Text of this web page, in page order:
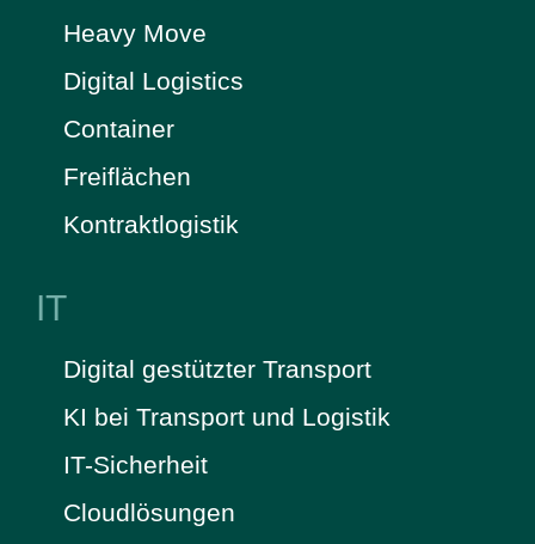
Heavy Move
Digital Logistics
Container
Freiflächen
Kontraktlogistik
IT
Digital gestützter Transport
KI bei Transport und Logistik
IT-Sicherheit
Cloudlösungen